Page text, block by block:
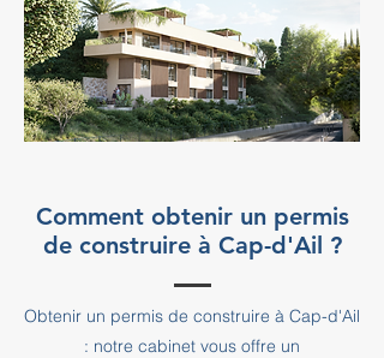
Comment obtenir un permis
de construire à Cap-d'Ail ?
Obtenir un permis de construire à Cap-d'Ail
: notre cabinet vous offre un